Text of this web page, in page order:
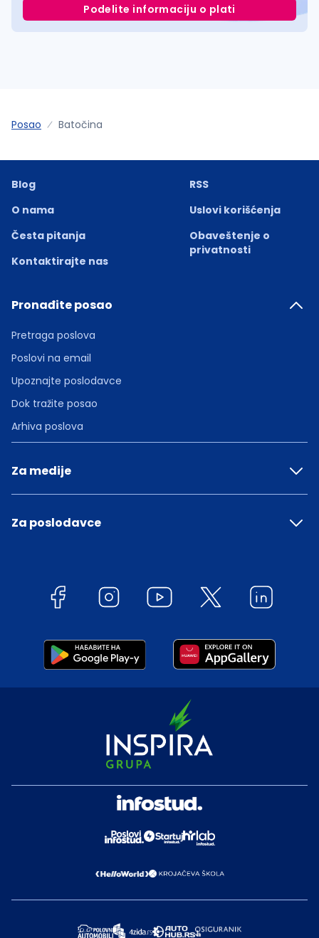
Podelite informaciju o plati
Posao Batočina
Blog
O nama
Česta pitanja
Kontaktirajte nas
RSS
Uslovi korišćenja
Obaveštenje o
privatnosti
Pronađite posao
Pretraga poslova
Poslovi na email
Upoznajte poslodavce
Dok tražite posao
Arhiva poslova
Za medije
Za poslodavce